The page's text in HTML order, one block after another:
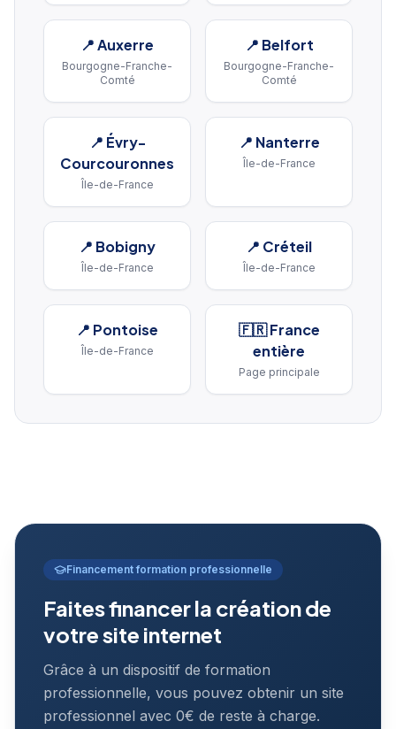
📍Auxerre
Bourgogne-Franche-
Comté
📍 Belfort
Bourgogne-Franche-
Comté
📍 Évry-
Courcouronnes
Île-de-France
📍 Nanterre
Île-de-France
📍 Bobigny
Île-de-France
📍 Créteil
Île-de-France
📍 Pontoise
Île-de-France
🇫🇷 France
entière
Page principale
Financement formation professionnelle
Faites financer la création de
votre site internet
Grâce à un dispositif de formation
professionnelle, vous pouvez obtenir un site
professionnel avec 0€ de reste à charge.